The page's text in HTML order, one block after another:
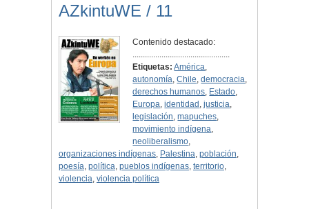
AZkintuWE / 11
Contenido destacado:
...............................................
Etiquetas: América,
autonomía,Chile,democracia,
derechos humanos, Estado,
Europa,identidad ,justicia,
legislación,mapuches,
movimiento indígena,
neoliberalismo,
organizaciones indígenas, Palestina, población,
poesía, política, pueblos indígenas, territorio,
violencia, violencia política